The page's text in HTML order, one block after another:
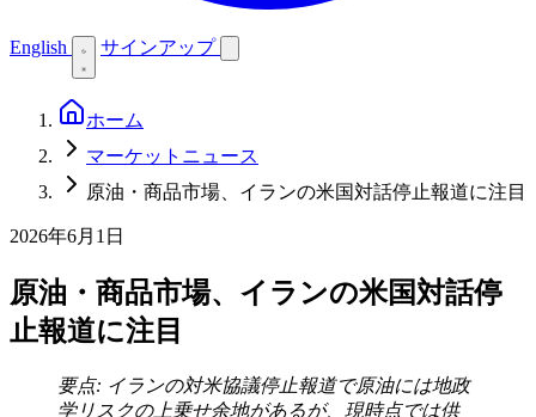
English サインアップ
ホーム
マーケットニュース
原油・商品市場、イランの米国対話停止報道に注目
2026年6月1日
原油・商品市場、イランの米国対話停
止報道に注目
要点: イランの対米協議停止報道で原油には地政
学リスクの上乗せ余地があるが、現時点では供